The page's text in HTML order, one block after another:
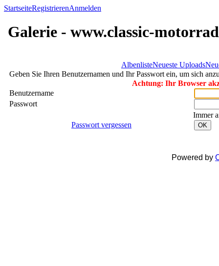
StartseiteRegistrierenAnmelden
Galerie - www.classic-
AlbenlisteNeueste Uploads
Geben Sie Ihren Benutzernamen und Ihr Passwort ein, um sich
Achtung: Ihr Browser
Benutzername
Passwort
Immer
Passwort vergessen
OK
Powered by